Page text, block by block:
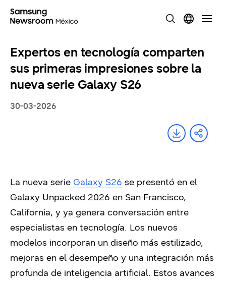
Expertos en tecnología comparten
sus primeras impresiones sobre la
nueva serie Galaxy S26
30-03-2026
La nueva serie Galaxy S26 se presentó en el
Galaxy Unpacked 2026 en San Francisco,
California, y ya genera conversación entre
especialistas en tecnología. Los nuevos
modelos incorporan un diseño más estilizado,
mejoras en el desempeño y una integración más
profunda de inteligencia artificial. Estos avances